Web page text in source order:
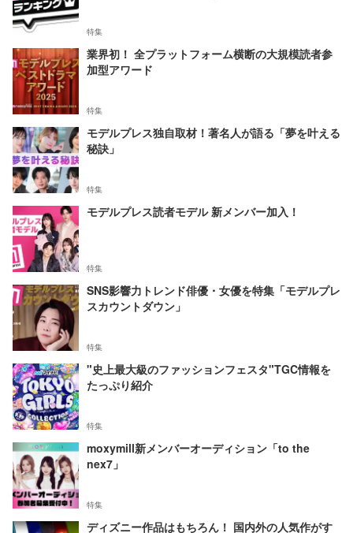
特集
業界初！ 全プラットフォーム横断の大規模読者参
加型アワード
特集
モデルプレス独自取材！著名人が語る「夢を叶える
秘訣」
特集
モデルプレス読者モデル 新メンバー加入！
特集
SNS影響力トレンド俳優・女優を特集「モデルプレ
スカウントダウン」
特集
"史上最大級のファッションフェスタ"TGC情報を
たっぷり紹介
特集
moxymill新メンバーオーディション「to the
nex7」
特集
ディズニー作品はもちろん！ 国内外の人気作がす